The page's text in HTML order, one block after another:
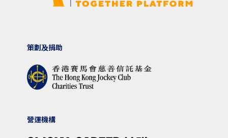
策劃及捐助
營運機構